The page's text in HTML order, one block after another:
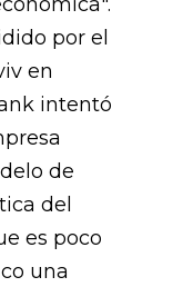
por el
en
intentó
de
del
es poco
una